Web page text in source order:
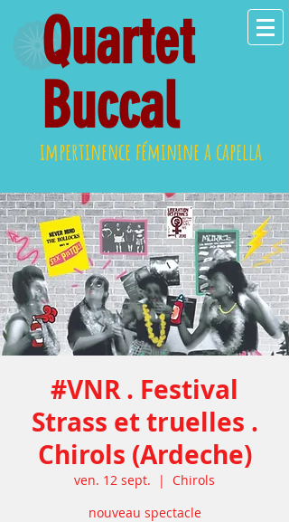
Quartet
Buccal
impertinence féminine a capella
#VNR . Festival
Strass et truelles .
Chirols (Ardeche)
ven. 12 sept.
  |
Chirols
nouveau spectacle